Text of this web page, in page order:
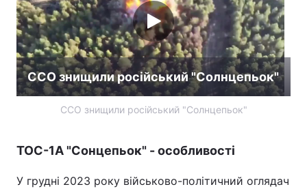
ССО знищили російський "Солнцепьок"
ССО знищили російський "Солнцепьок"
ТОС-1А "Сонцепьок" - особливості
У грудні 2023 року військово-політичний оглядач